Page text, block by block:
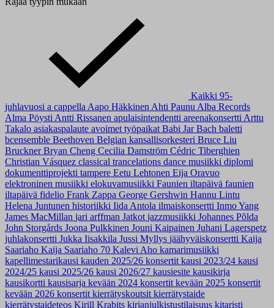
Kaikki 95-
juhlavuosi a cappella Aapo Häkkinen Ahti Paunu Alba Records
Alma Pöysti Antti Rissanen apulaisintendentti areenakonsertti Arttu
Takalo asiakaspalaute avoimet työpaikat Babi JarBach baletti
bcensemble Beethoven Belgian kansallisorkesteri Bruce Liu
BrucknerBryan Cheng Cecilia Damström Cédric Tiberghien
Christian Vásquez classical trancelations dance musiikki diplomi
dokumenttiprojekti tampere Eetu Lehtonen Eija Oravuo
elektroninen musiikki elokuvamusiikki Faunien iltapäivä faunien
iltapäivä fidelio Frank Zappa George Gershwin Hannu Lintu
Helena Juntunen historiikki Iida Antola ilmaiskonsertti Inmo Yang
James MacMillan jari arffman Jatkot jazzmusiikki Johannes Põlda
John Storgårds Joona Pulkkinen Jouni Kaipainen Juhani Lagerspetz
juhlakonsertti Jukka Iisakkila Jussi Myllys jäähyväiskonsertti Kaija
Saariaho Kaija Saariaho 70 Kalevi Aho kamarimusiikki
kapellimestarikausi kauden 2025/26 konsertit kausi 2023/24 kausi
2024/25 kausi 2025/26 kausi 2026/27 kausiesite kausikirja
kausikortti kausisarja kevään 2024 konsertit kevään 2025 konsertit
kevään 2026 konsertit kierrätyskoutsit kierrätystaide
kierrätystaideteos Kirill Krabits kirjanjulkistustilaisuus kitaristi